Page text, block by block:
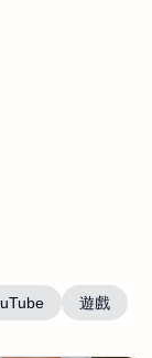
遊戲